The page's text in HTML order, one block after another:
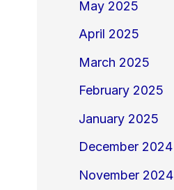
May 2025
April 2025
March 2025
February 2025
January 2025
December 2024
November 2024